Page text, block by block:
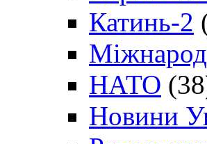
Катинь-2
НАТО
Новини